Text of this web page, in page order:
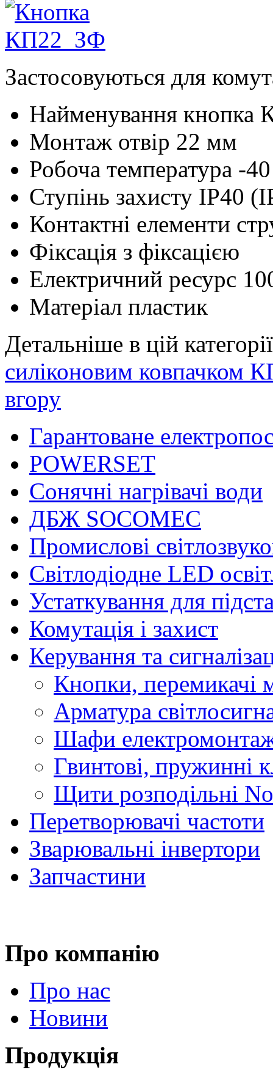
Застосовуються для
Найменування кнопка
Монтаж отвір 22 мм
Робоча температура -
Ступінь захисту IP40
Контактні елементи
Фіксація з фіксацією
Електричний ресурс
Матеріал пластик
Детальніше в цій
силіконовим ковпачком
вгору
Гарантоване
POWERSET
Сонячні нагрівачі води
ДБЖ SOCOMEC
Промислові
Світлодіодне LED
Устаткування для
Комутація і захист
Керування та
Кнопки, перемикачі
Арматура
Шафи
Гвинтові, пружинні
Щити розподільні
Перетворювачі частоти
Зварювальні інвертори
Запчастини
Про компанію
Про нас
Новини
Продукція